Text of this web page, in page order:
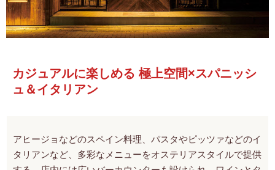
カジュアルに楽しめる 極上空間×スパニッシ
ュ＆イタリアン
アヒージョなどのスペイン料理、パスタやピッツァなどのイ
タリアンなど、多彩なメニューをオステリアスタイルで提供